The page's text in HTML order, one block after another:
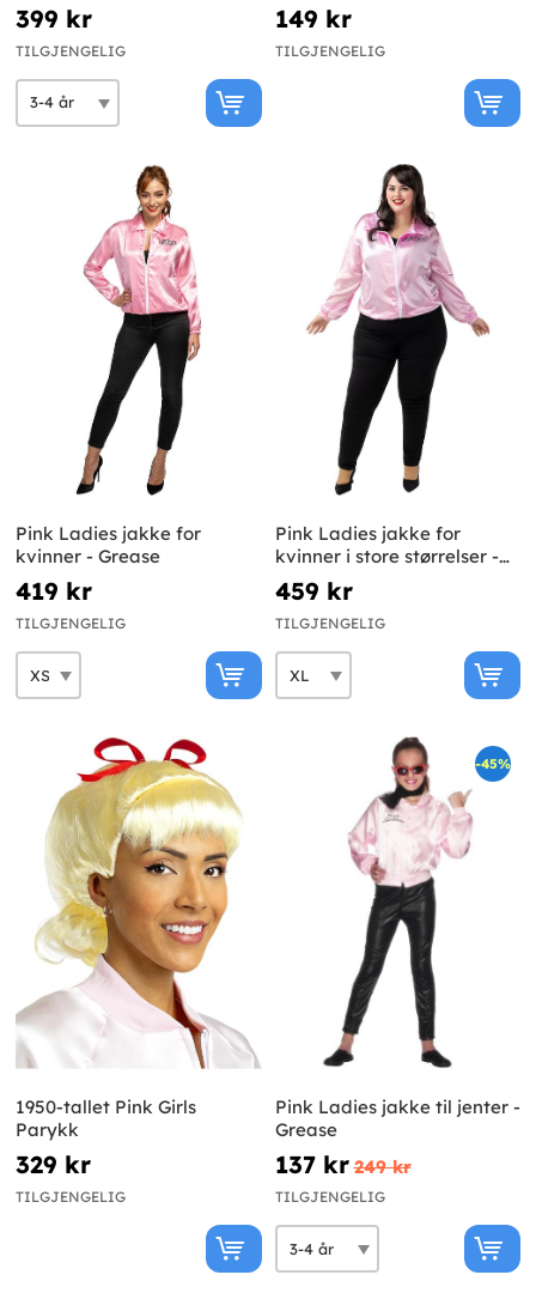
399 kr
TILGJENGELIG
149 kr
TILGJENGELIG
Pink Ladies jakke for
kvinner - Grease
419 kr
TILGJENGELIG
Pink Ladies jakke for
kvinner i store størrelser -
Grease
459 kr
TILGJENGELIG
1950-tallet Pink Girls
Parykk
329 kr
TILGJENGELIG
-45%
Pink Ladies jakke til jenter -
Grease
137 kr 249 kr
TILGJENGELIG